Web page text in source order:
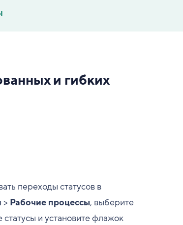
и гибких
переходы статусов в
> Рабочие процессы, выберите
и установите флажок